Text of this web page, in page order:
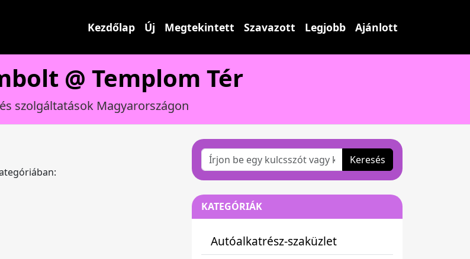
Kezdőlap Új Megtekintett Szavazott Legjobb Ajánlott
@ Templom Tér
szolgáltatások Magyarországon
Keresés
KATEGÓRIÁK
Autóalkatrész-szaküzlet